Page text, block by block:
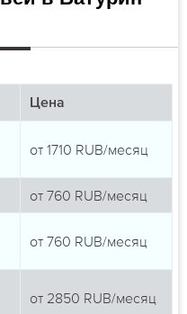
Цена
от 1710 RUB/месяц
от 760 RUB/месяц
от 760 RUB/месяц
от 2850 RUB/месяц